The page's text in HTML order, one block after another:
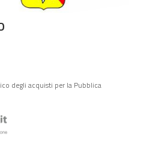
degli acquisti per la Pubblica